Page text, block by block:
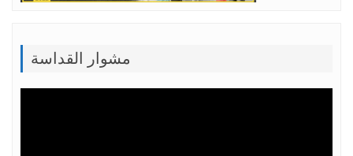
مشوار القداسة